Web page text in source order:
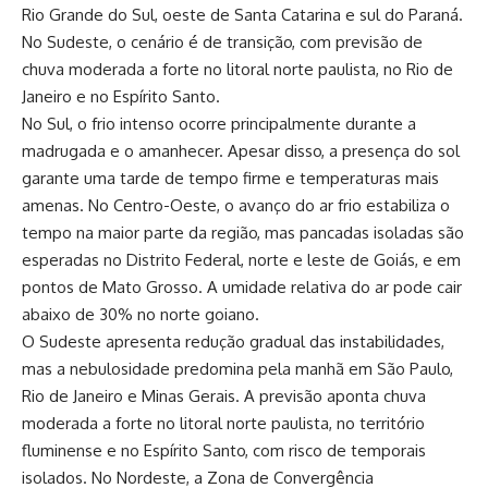
Rio Grande do Sul, oeste de Santa Catarina e sul do Paraná.
No Sudeste, o cenário é de transição, com previsão de
chuva moderada a forte no litoral norte paulista, no Rio de
Janeiro e no Espírito Santo.
No Sul, o frio intenso ocorre principalmente durante a
madrugada e o amanhecer. Apesar disso, a presença do sol
garante uma tarde de tempo firme e temperaturas mais
amenas. No Centro-Oeste, o avanço do ar frio estabiliza o
tempo na maior parte da região, mas pancadas isoladas são
esperadas no Distrito Federal, norte e leste de Goiás, e em
pontos de Mato Grosso. A umidade relativa do ar pode cair
abaixo de 30% no norte goiano.
O Sudeste apresenta redução gradual das instabilidades,
mas a nebulosidade predomina pela manhã em São Paulo,
Rio de Janeiro e Minas Gerais. A previsão aponta chuva
moderada a forte no litoral norte paulista, no território
fluminense e no Espírito Santo, com risco de temporais
isolados. No Nordeste, a Zona de Convergência